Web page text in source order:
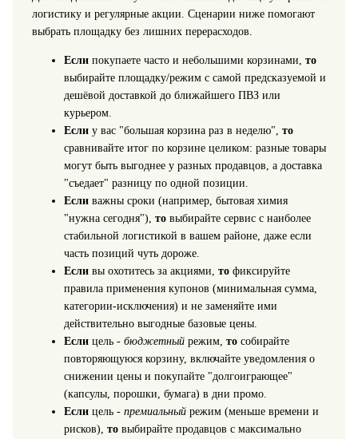
логистику и регулярные акции. Сценарии ниже помогают
выбрать площадку без лишних перерасходов.
Еслипокупаете часто и небольшими корзинами, то
выбирайте площадку/режим с самой предсказуемой и
дешёвой доставкой до ближайшего ПВЗ или
курьером.
Еслиу вас "большая корзина раз в неделю", то
сравнивайте итог по корзине целиком: разные товары
могут быть выгоднее у разных продавцов, а доставка
"съедает" разницу по одной позиции.
Есливажны сроки (например, бытовая химия
"нужна сегодня"), товыбирайте сервис с наиболее
стабильной логистикой в вашем районе, даже если
часть позиций чуть дороже.
Есливы охотитесь за акциями, тофиксируйте
правила применения купонов (минимальная сумма,
категории‑исключения) и не заменяйте ими
действительно выгодные базовые цены.
Еслицель - бюджетныйрежим, тособирайте
повторяющуюся корзину, включайте уведомления о
снижении цены и покупайте "долгоиграющее"
(капсулы, порошки, бумага) в дни промо.
Еслицель - премиальныйрежим (меньше времени и
рисков), товыбирайте продавцов с максимально